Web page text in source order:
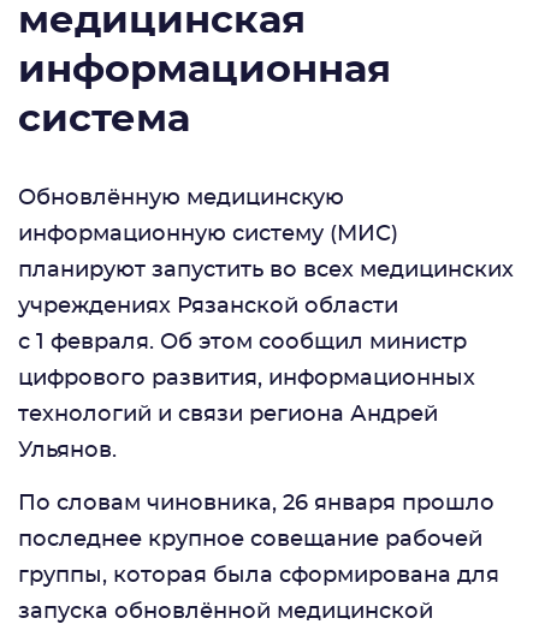
медицинская
информационная
система
Обновлённую медицинскую
информационную систему (МИС)
планируют запустить во всех медицинских
учреждениях Рязанской области
с 1 февраля. Об этом сообщил министр
цифрового развития, информационных
технологий и связи региона Андрей
Ульянов.
По словам чиновника, 26 января прошло
последнее крупное совещание рабочей
группы, которая была сформирована для
запуска обновлённой медицинской